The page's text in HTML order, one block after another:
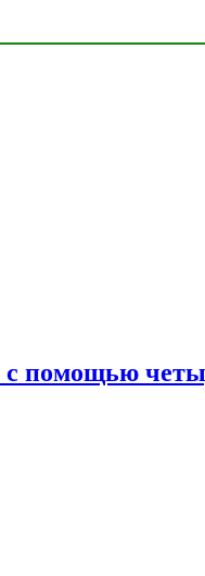
помощью